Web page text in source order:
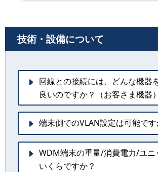
技術・設備について
回線との接続には、どんな機器
良いのですか？（お客さま機器）
端末側でのVLAN設定は可能です
WDM端末の重量/消費電力/ユニ
いくらですか？